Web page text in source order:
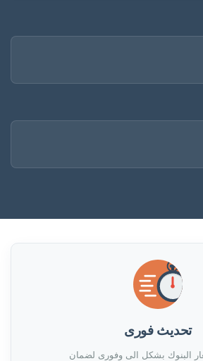
تحديث فورى
البنوك بشكل الى وفورى لضمان